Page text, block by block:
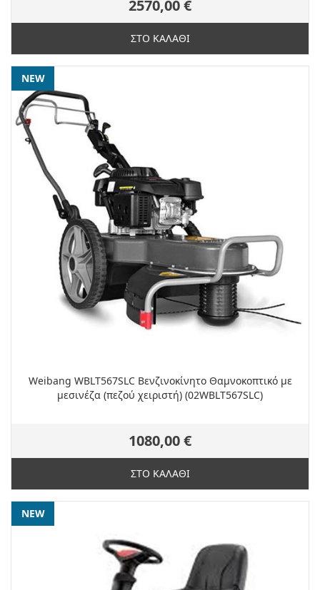
2570,00 €
ΣΤΟ ΚΑΛΑΘΙ
NEW
Weibang WBLT567SLC Βενζινοκίνητο Θαμνοκοπτικό με
μεσινέζα (πεζού χειριστή) (02WBLT567SLC)
1080,00 €
ΣΤΟ ΚΑΛΑΘΙ
NEW